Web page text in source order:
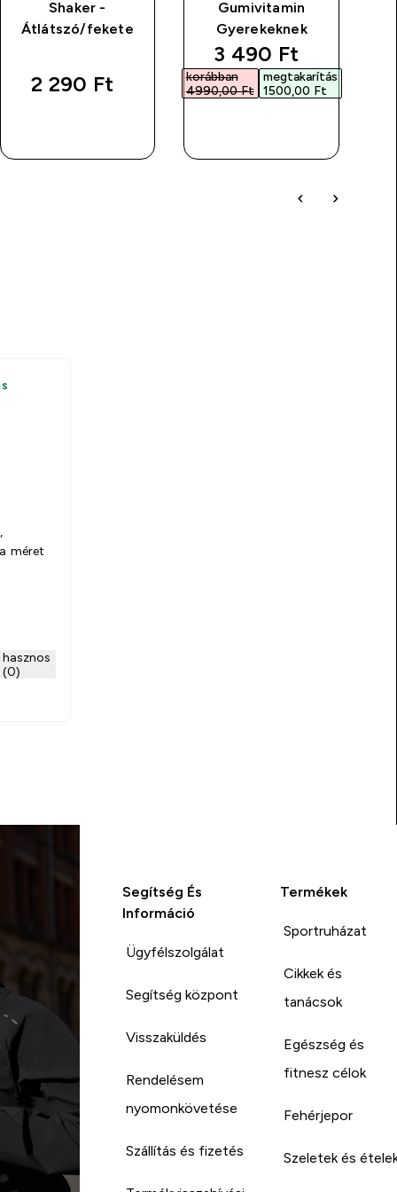
Shaker -
Átlátszó/fekete
2 290 Ft‎
Gumivitamin
Gyerekeknek
discounted price
3 490 Ft‎
korábban
4990,00 Ft‎
megtakarítás
1500,00 Ft‎
méret
(0)
Segítség És
Információ
Ügyfélszolgálat
Segítség központ
Visszaküldés
Rendelésem
nyomonkövetése
Szállítás és fizetés
Termékek
Sportruházat
Cikkek és
tanácsok
Egészség és
fitnesz célok
Fehérjepor
Szeletek és